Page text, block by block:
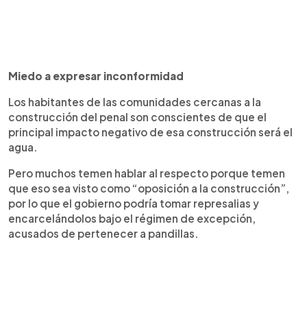
Miedo a expresar inconformidad
Los habitantes de las comunidades cercanas a la
construcción del penal son conscientes de que el
principal impacto negativo de esa construcción será el
agua.
Pero muchos temen hablar al respecto porque temen
que eso sea visto como “oposición a la construcción”,
por lo que el gobierno podría tomar represalias y
encarcelándolos bajo el régimen de excepción,
acusados de pertenecer a pandillas.